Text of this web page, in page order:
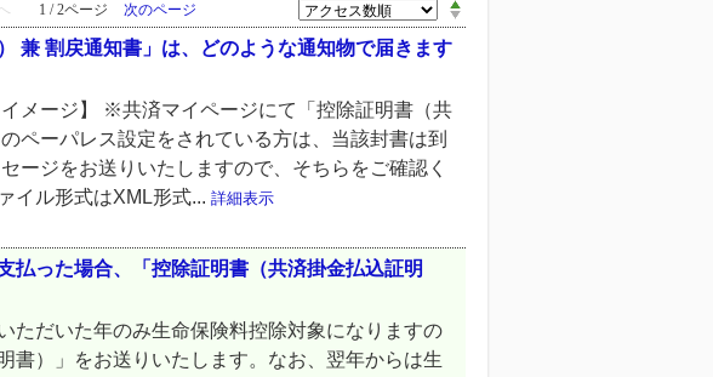
1 / 2ページ 次のページ
兼 割戻通知書」は、どのような通知物で届きます
メージ】 ※共済マイページにて「控除証明書（共
ペーパレス設定をされている方は、当該封書は到
ージをお送りいたしますので、そちらをご確認く
イル形式はXML形式... 詳細表示
払った場合、「控除証明書（共済掛金払込証明
ただいた年のみ生命保険料控除対象になりますの
書）」をお送りいたします。なお、翌年からは生